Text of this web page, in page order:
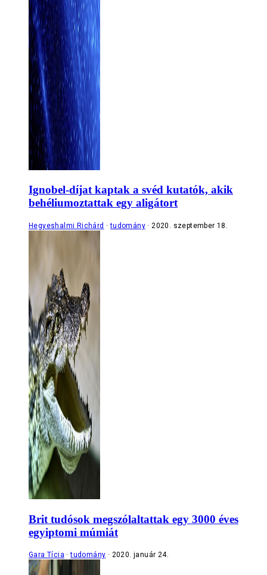
Ignobel-díjat kaptak a svéd kutatók, akik
behéliumoztattak egy aligátort
Hegyeshalmi Richárd tudomány 2020. szeptember 18.
Brit tudósok megszólaltattak egy 3000 éves
egyiptomi múmiát
Gara Tícia tudomány 2020. január 24.